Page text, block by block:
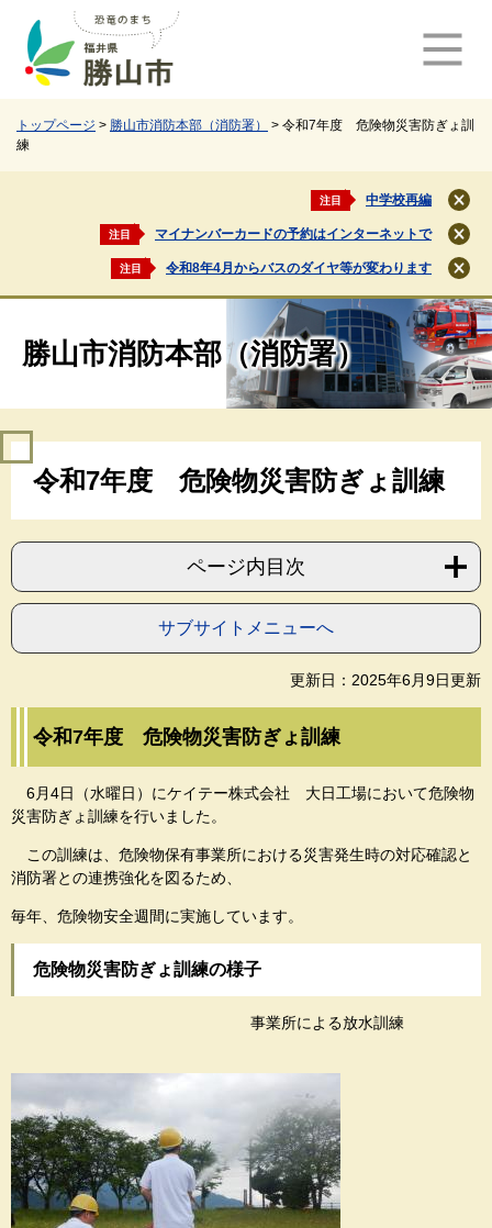
トップページ > 勝山市消防本部（消防署） > 令和7年度 危険物災害防ぎょ訓
練
注目 中学校再編
閉
じ
る
注目 マイナンバーカードの予約はインターネットで
閉
じ
る
注目 令和8年4月からバスのダイヤ等が変わります
閉
じ
る
勝山市消防本部（消防署）
令和7年度 危険物災害防ぎょ訓練
ページ内目次
サブサイトメニューへ
更新日：2025年6月9日更新
令和7年度 危険物災害防ぎょ訓練
6月4日（水曜日）にケイテー株式会社 大日工場において危険物
災害防ぎょ訓練を行いました。
この訓練は、危険物保有事業所における災害発生時の対応確認と
消防署との連携強化を図るため、
毎年、危険物安全週間に実施しています。
危険物災害防ぎょ訓練の様子
事業所による放水訓練